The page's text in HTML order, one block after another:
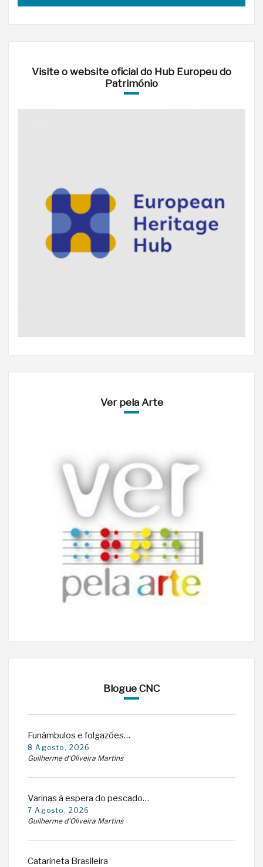
Visite o website oficial do Hub Europeu do
Património
Ver pela Arte
Blogue CNC
Funâmbulos e folgazões…
8 Agosto, 2026
Guilherme d'Oliveira Martins
Varinas à espera do pescado…
7 Agosto, 2026
Guilherme d'Oliveira Martins
Catarineta Brasileira